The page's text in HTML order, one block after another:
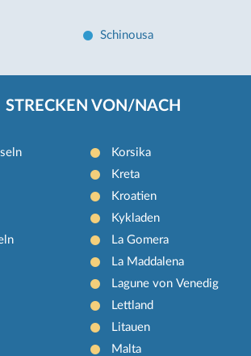
Schinousa
STRECKEN VON/NACH
Korsika
Kreta
Kroatien
Kykladen
La Gomera
La Maddalena
Lagune von Venedig
Lettland
Litauen
Malta